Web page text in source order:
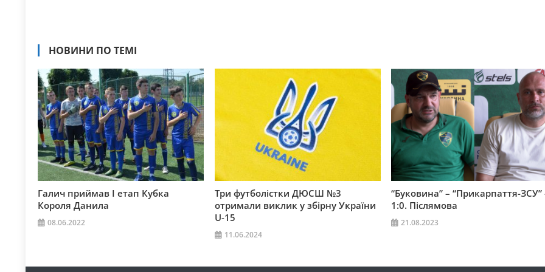
НОВИНИ ПО ТЕМІ
Галич приймав І етап Кубка
Короля Данила
08.06.2022
Три футболістки ДЮСШ №3
отримали виклик у збірну України
U-15
11.06.2024
“Буковина” – “Прикарпаття-ЗСУ”
1:0. Післямова
21.08.2023